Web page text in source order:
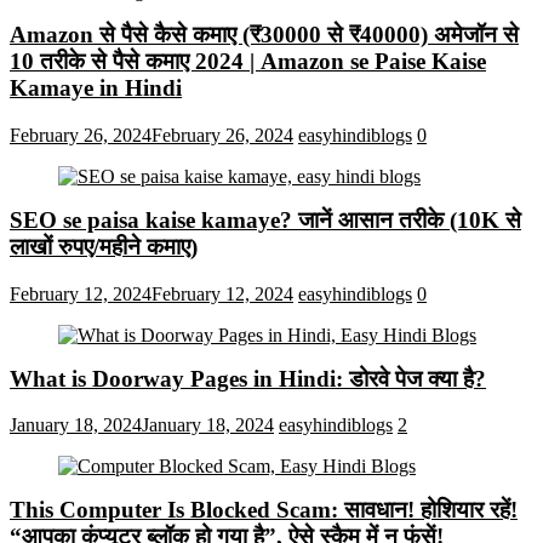
Amazon से पैसे कैसे कमाए (₹30000 से ₹40000) अमेजॉन से
10 तरीके से पैसे कमाए 2024 | Amazon se Paise Kaise
Kamaye in Hindi
February 26, 2024February 26, 2024 easyhindiblogs 0
SEO se paisa kaise kamaye? जानें आसान तरीके (10K से
लाखों रुपए/महीने कमाए)
February 12, 2024February 12, 2024 easyhindiblogs 0
What is Doorway Pages in Hindi: डोरवे पेज क्या है?
January 18, 2024January 18, 2024 easyhindiblogs 2
This Computer Is Blocked Scam: सावधान! होशियार रहें!
“आपका कंप्यूटर ब्लॉक हो गया है”, ऐसे स्कैम में न फंसें!